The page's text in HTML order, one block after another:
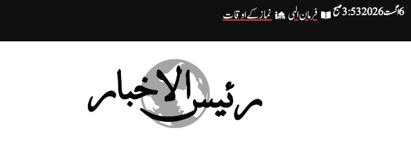
6 اگست 2026 3:53 صبح فرمان الہی نماز کے اوقات